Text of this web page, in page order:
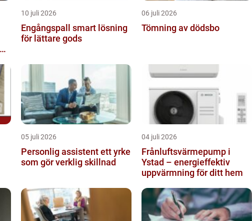
10 juli 2026
Engångspall smart lösning
för lättare gods
06 juli 2026
Tömning av dödsbo
05 juli 2026
Personlig assistent ett yrke
som gör verklig skillnad
04 juli 2026
Frånluftsvärmepump i
Ystad – energieffektiv
uppvärmning för ditt hem